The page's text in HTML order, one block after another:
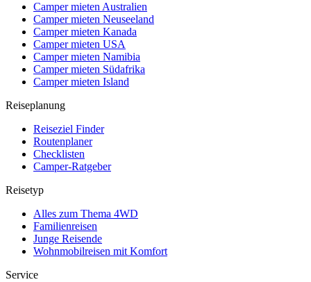
Camper mieten Australien
Camper mieten Neuseeland
Camper mieten Kanada
Camper mieten USA
Camper mieten Namibia
Camper mieten Südafrika
Camper mieten Island
Reiseplanung
Reiseziel Finder
Routenplaner
Checklisten
Camper-Ratgeber
Reisetyp
Alles zum Thema 4WD
Familienreisen
Junge Reisende
Wohnmobilreisen mit Komfort
Service